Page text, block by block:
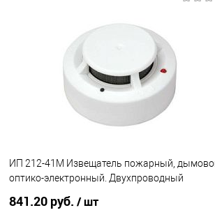
Купить в 1 клик
К сравнению
В избранное
1
ИП 212-41М Извещатель пожарный,
оптико-электронный. Двухпроводный
841.20 руб. / шт